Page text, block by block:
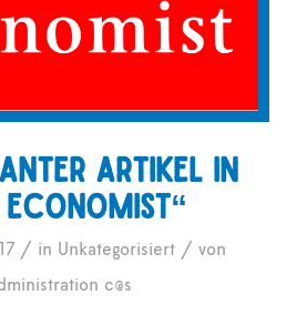
Artikel in
Economist“
/ in Unkategorisiert / von
c@s